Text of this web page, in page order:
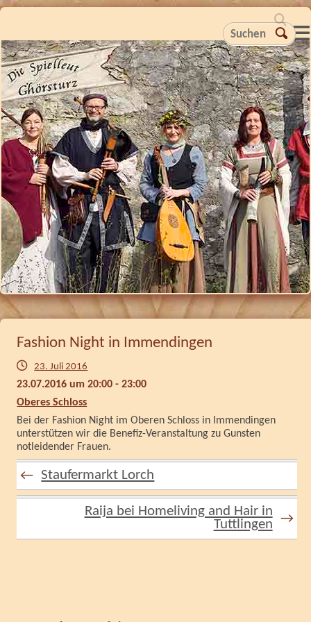
Suchen
Fashion Night in Immendingen
23. Juli 2016
23.07.2016 um 20:00 - 23:00
Oberes Schloss
Bei der Fashion Night im Oberen Schloss in Immendingen
unterstützen wir die Benefiz-Veranstaltung zu Gunsten
notleidender Frauen.
← Staufermarkt Lorch
Raija bei Homeliving and Hair in
Tuttlingen →